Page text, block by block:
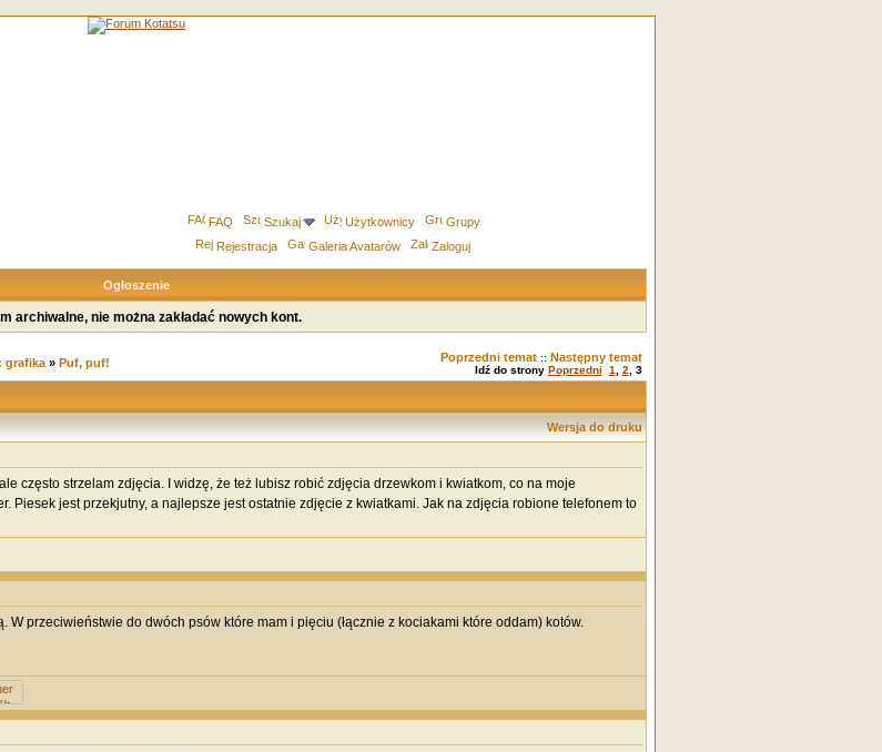
FAQ Szukaj Użytkownicy
Grupy
Rejestracja
Galeria Avatarów Zaloguj
Ogłoszenie
archiwalne, nie można zakładać nowych kont.
grafika» Puf, puf! Poprzedni temat:: Następny temat
Idź do strony Poprzedni 1 2 3
Wersja do druku
często strzelam zdjęcia. I widzę, że też lubisz robić zdjęcia drzewkom i kwiatkom, co na moje
Piesek jest przekjutny, a najlepsze jest ostatnie zdjęcie z kwiatkami. Jak na zdjęcia robione telefonem to
W przeciwieństwie do dwóch psów które mam i pięciu (łącznie z kociakami które oddam) kotów.